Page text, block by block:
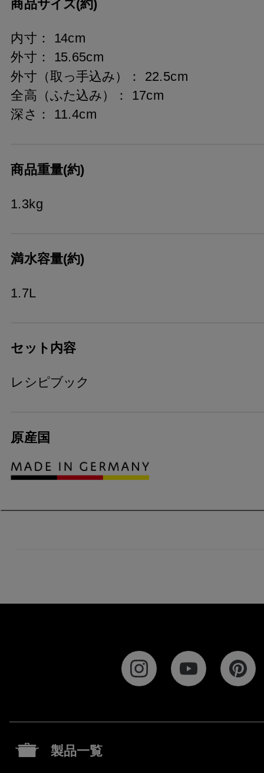
商品サイズ(約)
内寸： 14cm
外寸： 15.65cm
外寸（取っ手込み）： 22.5cm
全高（ふた込み）： 17cm
深さ： 11.4cm
商品重量(約)
1.3kg
満水容量(約)
1.7L
セット内容
レシピブック
原産国
製品一覧